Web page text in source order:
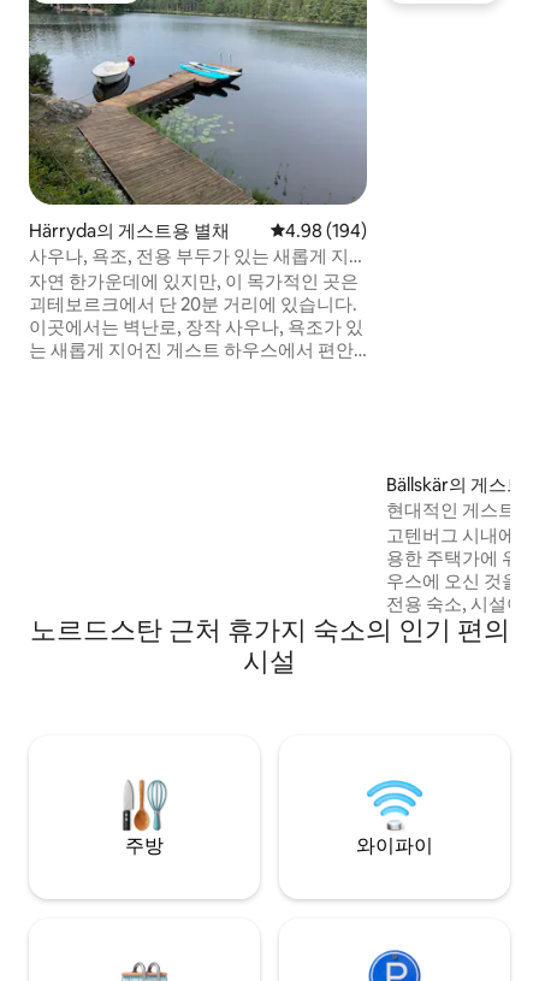
Härryda의 게스트용 별채 평점 4.98점(5점 만점), 후기 194
4.98 (194)
사우나, 욕조, 전용 부두가 있는 새롭게 지어
진 오두막
자연 한가운데에 있지만, 이 목가적인 곳은
괴테보르크에서 단 20분 거리에 있습니다.
이곳에서는 벽난로, 장작 사우나, 욕조가 있
는 새롭게 지어진 게스트 하우스에서 편안
Bällskär의 게스트
현대적인 게스트하
근처
고텐버그 시내에서
용한 주택가에 위
우스에 오신 것을
전용 숙소, 시설이
실, 수면 로프트,
에 있는 무료 주차
인 후기에 자부심
에 남는 숙박을 위
노르드스탄 근처 휴가지 숙소의 인기 편의
시설
주방 와이파이